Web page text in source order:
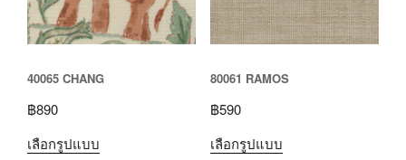
40065 CHANG
฿890
เลือกรูปแบบ
80061 RAMOS
฿590
เลือกรูปแบบ